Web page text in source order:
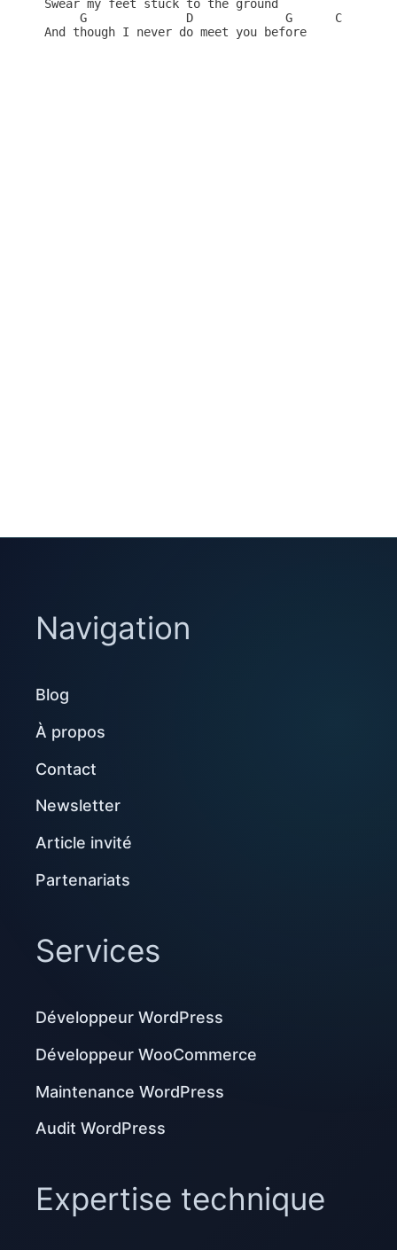
Swear my feet stuck to the ground
     G              D             G      C    G
Navigation
Blog
À propos
Contact
Newsletter
Article invité
Partenariats
Services
Développeur WordPress
Développeur WooCommerce
Maintenance WordPress
Audit WordPress
Expertise technique